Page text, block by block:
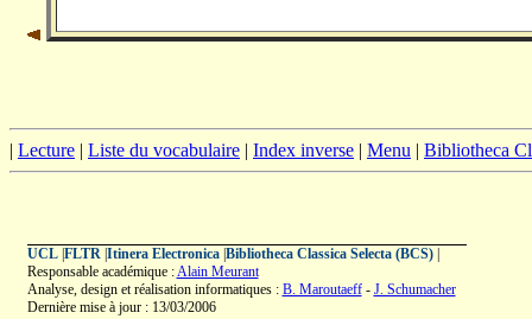
| Lecture | Liste du vocabulaire | Index inverse | Menu | Bibliotheca
UCL| FLTR| Itinera Electronica| Bibliotheca Classica Selecta (BCS)|
Responsable académique :Alain Meurant
Analyse, design et réalisation informatiques : B. Maroutaeff- J. Schumacher
Dernière mise à jour : 13/03/2006